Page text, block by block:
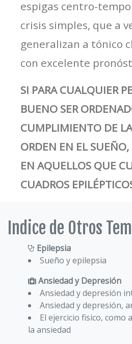
espigas centro-
crisis simples, que a
generalizan a tónico
con excelente
SI PARA CUALQUIER
BUENO SER
CUMPLIMIENTO DE
ORDEN EN EL
EN AQUELLOS QUE
CUADROS
Indice de Otros
Epilepsia
Sueño y epilepsia
Ansiedad y Depresión
Ansiedad y depresión
Ansiedad y depresión,
El ejercicio fisico, como
la ansiedad